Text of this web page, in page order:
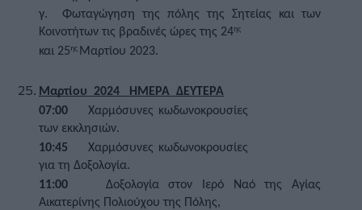
γ.  Φωταγώγηση της πόλης της Σητείας και των
Κοινοτήτων τις βραδινές ώρες της 24ης
και 25ης Μαρτίου 2023.
Μαρτίου  2024   ΗΜΕΡΑ  ΔΕΥΤΕΡΑ
07:00 Χαρμόσυνες κωδωνοκρουσίες
των εκκλησιών.
10:45 Χαρμόσυνες κωδωνοκρουσίες
για τη Δοξολογία.
11:00 Δοξολογία στον Ιερό Ναό της Αγίας
Αικατερίνης Πολιούχου της Πόλης,